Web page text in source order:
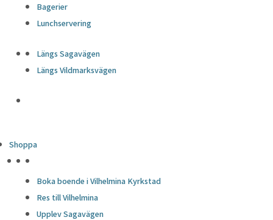
Bagerier
Lunchservering
Längs Sagavägen
Längs Vildmarksvägen
Shoppa
Boka boende i Vilhelmina Kyrkstad
Res till Vilhelmina
Upplev Sagavägen